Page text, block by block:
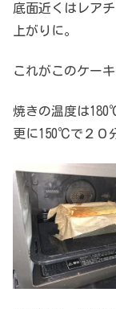
底面近くはレア
上がりに。
これがこのケー
焼きの温度は
更に150℃で２０